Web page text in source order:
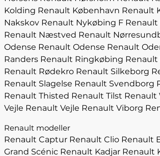
Kolding Renault København Renault
Nakskov Renault Nykøbing F
Renault Næstved Renault
Odense Renault Odense Renault
Randers Renault Ringkøbing
Renault Rødekro Renault Silkeborg
Renault Slagelse Renault Svendborg
Renault Thisted Renault Tilst Renault
Vejle Renault Vejle Renault Viborg
Renault modeller
Renault Captur Renault Clio Renault
Grand Scénic Renault Kadjar Renault